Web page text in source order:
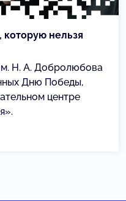
нельзя
Н. А. Добролюбова
Дню Победы,
центре